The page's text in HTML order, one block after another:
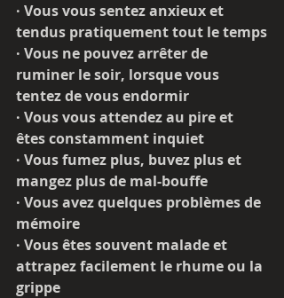
· Vous vous sentez anxieux et
tendus pratiquement tout le temps
· Vous ne pouvez arrêter de
ruminer le soir, lorsque vous
tentez de vous endormir
· Vous vous attendez au pire et
êtes constamment inquiet
· Vous fumez plus, buvez plus et
mangez plus de mal-bouffe
· Vous avez quelques problèmes de
mémoire
· Vous êtes souvent malade et
attrapez facilement le rhume ou la
grippe